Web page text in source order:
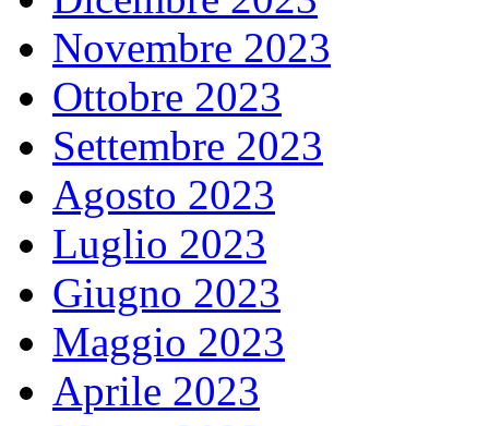
Novembre 2023
Ottobre 2023
Settembre 2023
Agosto 2023
Luglio 2023
Giugno 2023
Maggio 2023
Aprile 2023